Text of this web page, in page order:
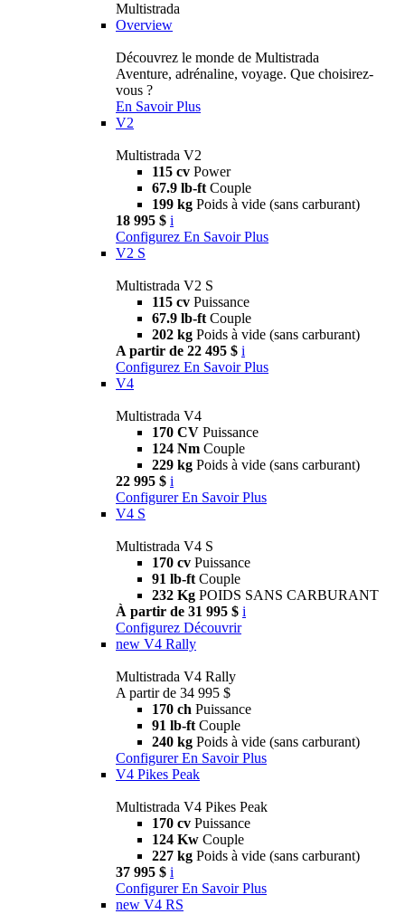
Multistrada
Overview
Découvrez le monde de Multistrada
Aventure, adrénaline, voyage. Que choisirez-
vous ?
En Savoir Plus
V2
Multistrada V2
115 cv Power
67.9 lb-ft Couple
199 kg Poids à vide (sans carburant)
18 995 $ i
Configurez En Savoir Plus
V2 S
Multistrada V2 S
115 cv Puissance
67.9 lb-ft Couple
202 kg Poids à vide (sans carburant)
A partir de 22 495 $ i
Configurez En Savoir Plus
V4
Multistrada V4
170 CV Puissance
124 Nm Couple
229 kg Poids à vide (sans carburant)
22 995 $ i
Configurer En Savoir Plus
V4 S
Multistrada V4 S
170 cv Puissance
91 lb-ft Couple
232 Kg POIDS SANS CARBURANT
À partir de 31 995 $ i
Configurez Découvrir
new V4 Rally
Multistrada V4 Rally
A partir de 34 995 $
170 ch Puissance
91 lb-ft Couple
240 kg Poids à vide (sans carburant)
Configurer En Savoir Plus
V4 Pikes Peak
Multistrada V4 Pikes Peak
170 cv Puissance
124 Kw Couple
227 kg Poids à vide (sans carburant)
37 995 $ i
Configurer En Savoir Plus
new V4 RS